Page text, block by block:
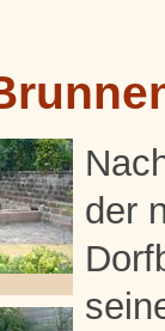
der